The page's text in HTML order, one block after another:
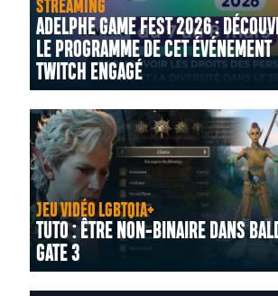
STREAMING
ADELPHE GAME FEST 2026 :
LE PROGRAMME DE CET ÉVÉNEMENT
TWITCH ENGAGÉ
JEU VIDÉO LGBTQIA+
TUTO : ÊTRE NON-BINAIRE DANS
GATE 3